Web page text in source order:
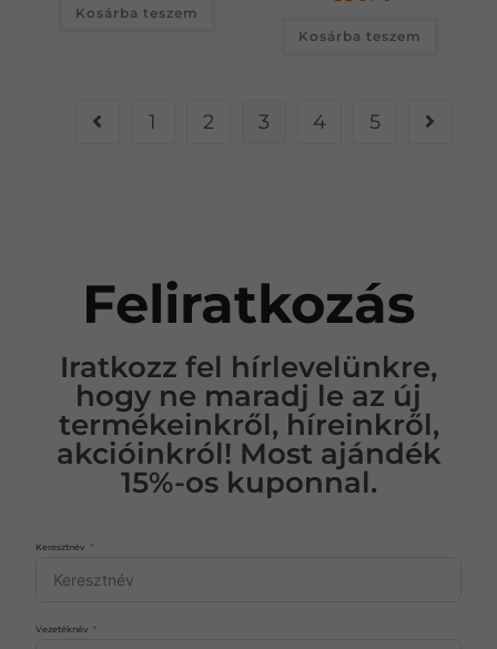
Kosárba teszem
Kosárba teszem
1 2 3 4 5
Feliratkozás
Iratkozz fel hírlevelünkre,
hogy ne maradj le az új
termékeinkről, híreinkről,
akcióinkról! Most ajándék
15%-os kuponnal.
Keresztnév
Vezetéknév